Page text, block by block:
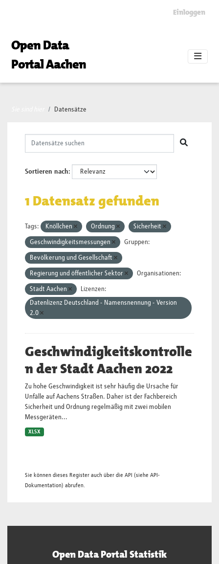
Einloggen
Open Data
Portal Aachen
Datensätze
Sortieren nach
1 Datensatz gefunden
Tags: Knöllchen Ordnung Sicherheit
Geschwindigkeitsmessungen Gruppen:
Bevölkerung und Gesellschaft
Regierung und öffentlicher Sektor Organisationen:
Stadt Aachen
Lizenzen:
Datenlizenz Deutschland - Namensnennung - Version
2.0
Geschwindigkeitskontrolle
n der Stadt Aachen 2022
Zu hohe Geschwindigkeit ist sehr häufig die Ursache für
Unfälle auf Aachens Straßen. Daher ist der Fachbereich
Sicherheit und Ordnung regelmäßig mit zwei mobilen
Messgeräten...
XLSX
Sie können dieses Register auch über die API (siehe API-
Dokumentation) abrufen.
Open Data Portal Statistik